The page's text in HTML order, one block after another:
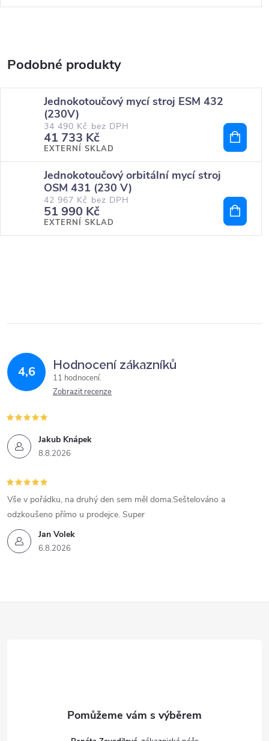
Jednokotoučový mycí stroj ESM 432
(230V)
34 490 Kč bez DPH
41 733 Kč
EXTERNÍ SKLAD
Jednokotoučový orbitální mycí stroj
OSM 431 (230 V)
42 967 Kč bez DPH
51 990 Kč
EXTERNÍ SKLAD
4,6 Hodnocení zákazníků
11 hodnocení
Zobrazit recenze
Jakub Knápek
8.8.2026
Jan Volek
6.8.2026
Vše v pořádku, na druhý den sem měl doma.Seštelováno a
odzkoušeno přímo u prodejce. Super